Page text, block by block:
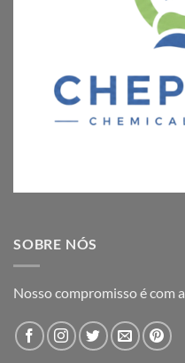
SOBRE NÓS
Nosso compromisso é com a